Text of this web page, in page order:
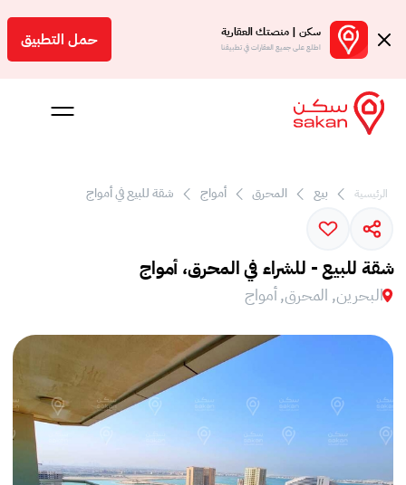
سكن | منصتك العقارية
اطلع على جميع العقارات في تطبيقنا حمل التطبيق
الرئيسية بيع المحرق أمواج شقة للبيع في أمواج
شقة للبيع - للشراء في المحرق، أمواج
البحرين, المحرق, أمواج